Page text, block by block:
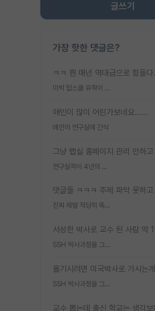
글쓰기
가장 핫한 댓글은?
미박 탑스쿨 유학이 빡세진 이유
애인이 많이 어린가보네요......
애인이 연구실에 간식
연구실적이 4년의 공백이 있는거 어떻게 생각하냐
진짜 제발 적당히 똑똑한 박사과정이라도 위에 있었으면..
SSH 박사과정을 그만두고 지방대 박사로 옮기면 교수의 꿈은 끝일까요?
SSH 박사과정을 그만두고 지방대 박사로 옮기면 교수의 꿈은 끝일까요?